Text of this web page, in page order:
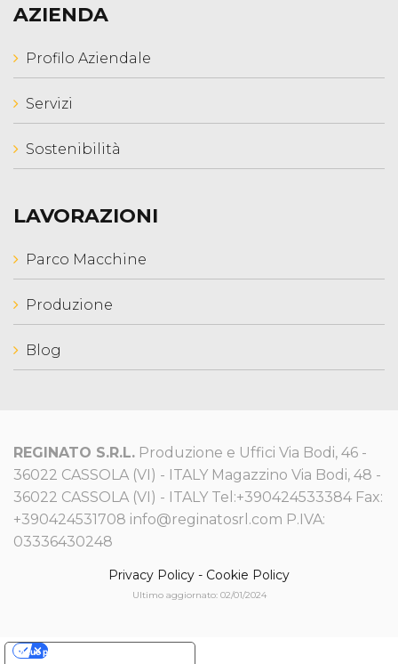
AZIENDA
Profilo Aziendale
Servizi
Sostenibilità
LAVORAZIONI
Parco Macchine
Produzione
Blog
REGINATO S.R.L. Produzione e Uffici Via Bodi, 46 -
36022 CASSOLA (VI) - ITALY Magazzino Via Bodi, 48 -
36022 CASSOLA (VI) - ITALY Tel:+390424533384 Fax:
+390424531708 info@reginatosrl.com P.IVA:
03336430248
Privacy Policy - Cookie Policy
Ultimo aggiornato: 02/01/2024
Le tue preferenze relative alla privacy